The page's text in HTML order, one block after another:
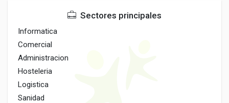
Sectores principales
Informatica
Comercial
Administracion
Hosteleria
Logistica
Sanidad